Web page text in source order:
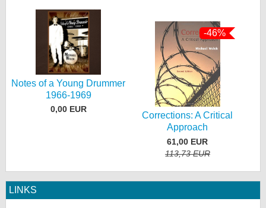
Notes of a Young Drummer
1966-1969
0,00 EUR
-46%
Corrections: A Critical
Approach
61,00 EUR
113,73 EUR
LINKS